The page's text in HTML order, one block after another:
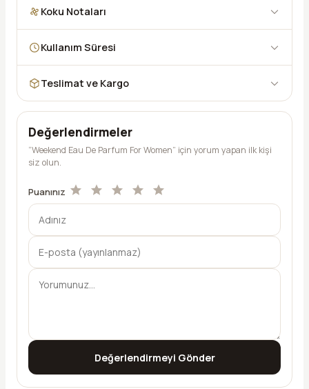
Koku Notaları
Kullanım Süresi
Teslimat ve Kargo
Değerlendirmeler
“Weekend Eau De Parfum For Women” için yorum yapan ilk kişi
siz olun.
Puanınız
Değerlendirmeyi Gönder